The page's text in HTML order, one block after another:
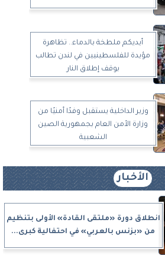
أيديكم ملطخة بالدماء.. تظاهرة
مؤيدة للفلسطينيين في لندن تطالب
بوقف إطلاق النار
وزير الداخلية يستقبل وفدًا أمنيًا من
وزارة الأمن العام بجمهورية الصين
الشعبية
الأخبار
انطلاق دورة «ملتقى القادة» الأولى بتنظيم
من «بزنس بالعربي» في احتفالية كبرى...